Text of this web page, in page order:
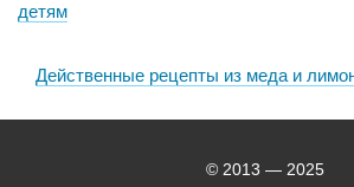
детям
Действенные рецепты из меда и
© 2013 — 2025